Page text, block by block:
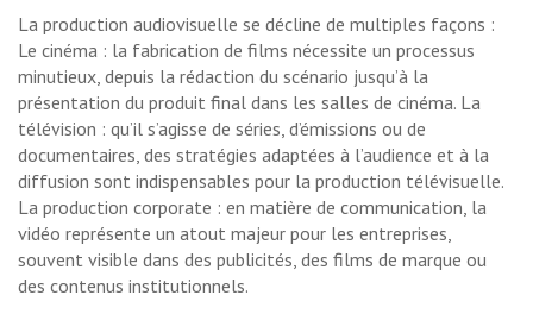
La production audiovisuelle se décline de multiples façons :
Le cinéma : la fabrication de films nécessite un processus
minutieux, depuis la rédaction du scénario jusqu’à la
présentation du produit final dans les salles de cinéma. La
télévision : qu’il s’agisse de séries, d’émissions ou de
documentaires, des stratégies adaptées à l’audience et à la
diffusion sont indispensables pour la production télévisuelle.
La production corporate : en matière de communication, la
vidéo représente un atout majeur pour les entreprises,
souvent visible dans des publicités, des films de marque ou
des contenus institutionnels.